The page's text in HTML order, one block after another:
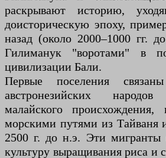
раскрывают историю,
доисторическую эпоху,
назад (около 2000–1000 гг.
Гилиманук "воротами" в
цивилизации Бали.
Первые поселения
австронезийских
малайского происхождения,
морскими путями из Тайваня
2500 г. до н.э. Эти мигранты
культуру выращивания риса и